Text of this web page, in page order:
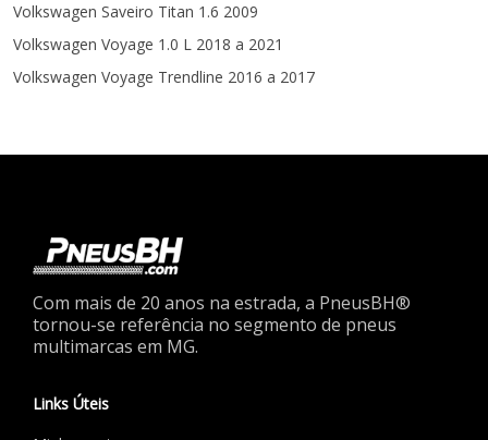
Volkswagen Saveiro Titan 1.6 2009
Volkswagen Voyage 1.0 L 2018 a 2021
Volkswagen Voyage Trendline 2016 a 2017
Com mais de 20 anos na estrada, a PneusBH®
tornou-se referência no segmento de pneus
multimarcas em MG.
Links Úteis